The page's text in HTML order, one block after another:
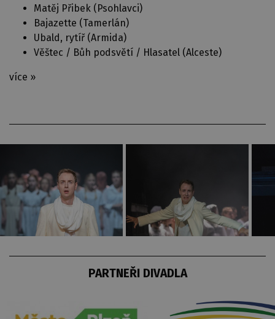
Matěj Přibek (Psohlavci)
Bajazette (Tamerlán)
Ubald, rytíř (Armida)
Věštec / Bůh podsvětí / Hlasatel (Alceste)
více »
PARTNEŘI DIVADLA